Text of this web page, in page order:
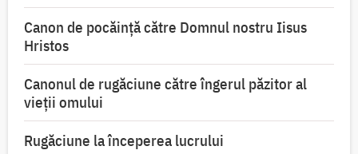
Canon de pocăință către Domnul nostru Iisus
Hristos
Canonul de rugăciune către îngerul păzitor al
vieții omului
Rugăciune la începerea lucrului